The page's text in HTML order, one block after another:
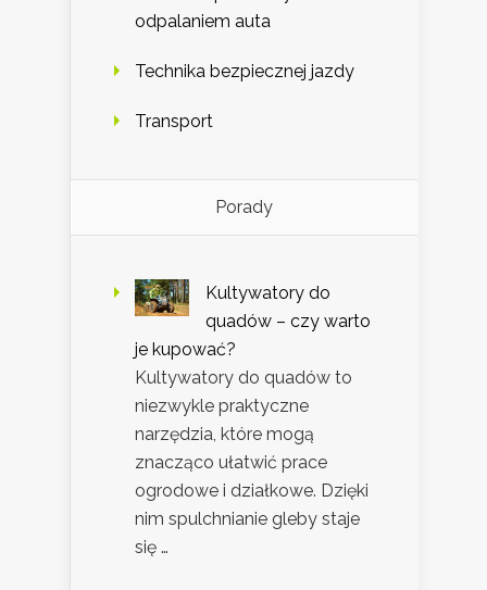
odpalaniem auta
Technika bezpiecznej jazdy
Transport
Porady
Kultywatory do
quadów – czy warto
je kupować?
Kultywatory do quadów to
niezwykle praktyczne
narzędzia, które mogą
znacząco ułatwić prace
ogrodowe i działkowe. Dzięki
nim spulchnianie gleby staje
się …